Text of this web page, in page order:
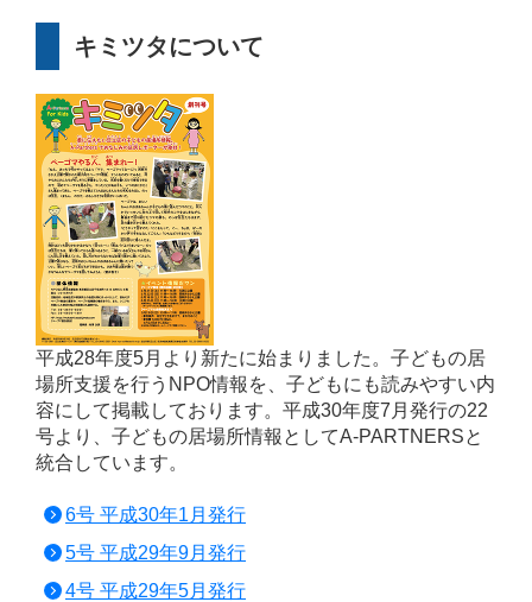
キミツタについて
平成28年度5月より新たに始まりました。子どもの居
場所支援を行うNPO情報を、子どもにも読みやすい内
容にして掲載しております。平成30年度7月発行の22
号より、子どもの居場所情報としてA-PARTNERSと
統合しています。
6号 平成30年1月発行
5号 平成29年9月発行
4号 平成29年5月発行